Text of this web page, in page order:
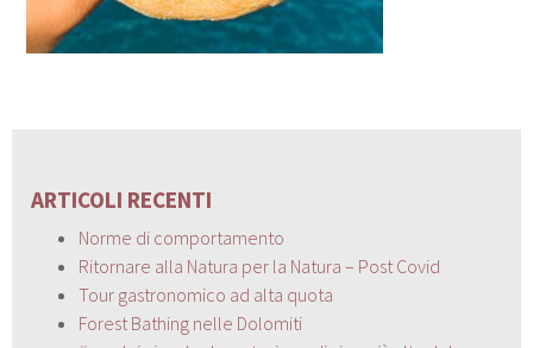
ARTICOLI RECENTI
Norme di comportamento
Ritornare alla Natura per la Natura – Post Covid
Tour gastronomico ad alta quota
Forest Bathing nelle Dolomiti